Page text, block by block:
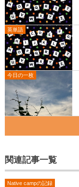
英単語
今日の一枚
関連記事一覧
Native campの記録